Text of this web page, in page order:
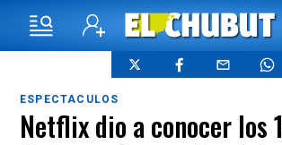
ESPECTACULOS
Netflix dio a conocer los